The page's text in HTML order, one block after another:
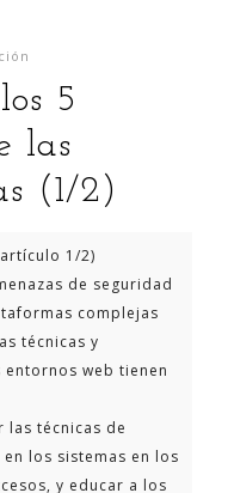
5
las
(1/2)
1/2)
de seguridad
complejas
técnicas y
web tienen
las técnicas de
los sistemas en los
y educar a los